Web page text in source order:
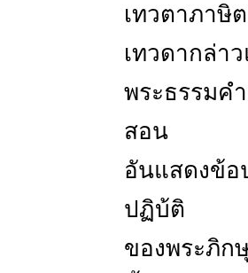
เทวตาภาษิต
เทวดากล่า
พระธรรมค
สอน
อันแสดงข้อ
ปฏิบ้ติ
ของพระภิก